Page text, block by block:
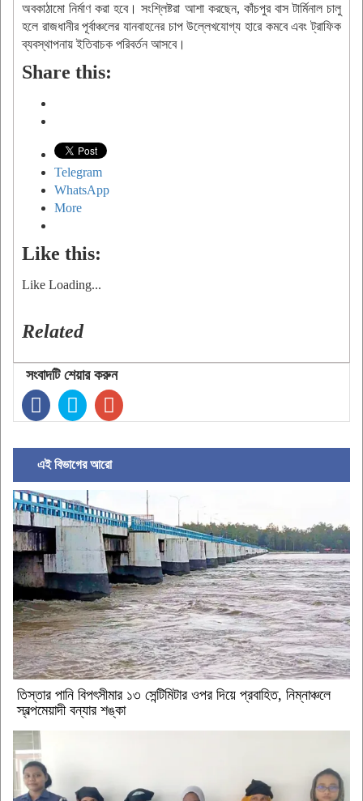
অবকাঠামো নির্মাণ করা হবে। সংশ্লিষ্টরা আশা করছেন, কাঁচপুর বাস টার্মিনাল চালু
হলে রাজধানীর পূর্বাঞ্চলের যানবাহনের চাপ উল্লেখযোগ্য হারে কমবে এবং ট্রাফিক
ব্যবস্থাপনায় ইতিবাচক পরিবর্তন আসবে।
Share this:
Telegram
WhatsApp
More
Like this:
Like Loading...
Related
সংবাদটি শেয়ার করুন
এই বিভাগের আরো
‎তিস্তার পানি বিপৎসীমার ১৩ সেন্টিমিটার ওপর দিয়ে প্রবাহিত, নিম্নাঞ্চলে
স্বল্পমেয়াদী বন্যার শঙ্কা